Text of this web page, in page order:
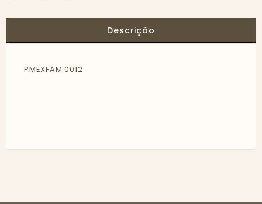
Descrição
PMEXFAM 0012